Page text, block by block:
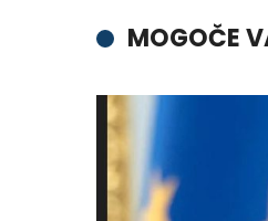
MOGOČE